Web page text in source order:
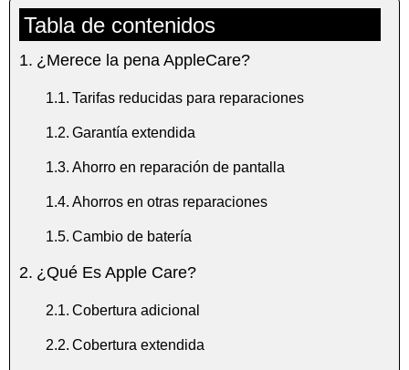
Tabla de contenidos
¿Merece la pena AppleCare?
Tarifas reducidas para reparaciones
Garantía extendida
Ahorro en reparación de pantalla
Ahorros en otras reparaciones
Cambio de batería
¿Qué Es Apple Care?
Cobertura adicional
Cobertura extendida